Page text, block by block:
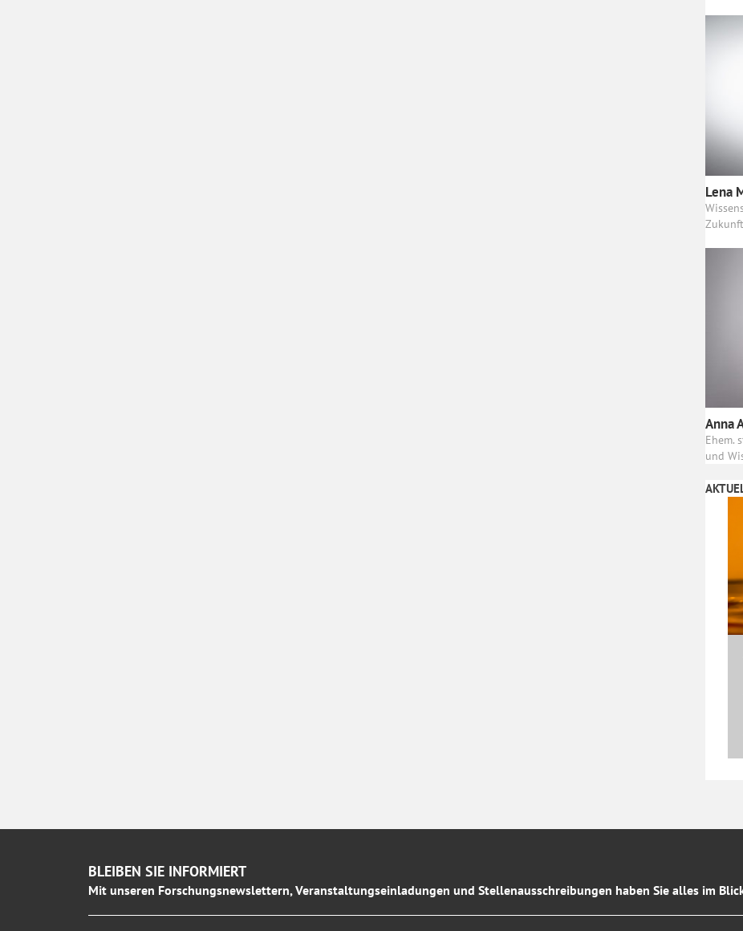
Lena
Anna
Ehem.
und
BLEIBEN SIE INFORMIERT
Mit unseren Forschungsnewslettern, Veranstaltungseinladungen und Stellenausschreibungen haben Sie alles im